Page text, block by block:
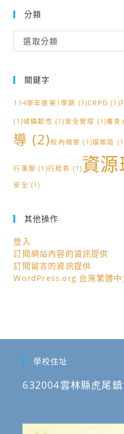
分類
類
選取分類
關鍵字
114學年度第1學期 (1)CRPD (1)
(1)城鎮韌性 (1)安全管理 (1)審查
導 (2)校內規章 (1)檔案局
行事曆 (1)行程表 (1)資
安全 (1)
其他操作
登入
訂閱網站內容的資訊提供
訂閱留言的資訊提供
WordPress.org 台灣繁體中
學校住址
632004雲林縣虎尾